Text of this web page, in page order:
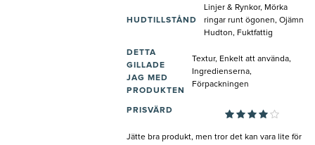
HUDTILLSTÅND
Linjer & Rynkor, Mörka
ringar runt ögonen, Ojämn
Hudton, Fuktfattig
DETTA
GILLADE
JAG MED
PRODUKTEN
Textur, Enkelt att använda,
Ingredienserna,
Förpackningen
PRISVÄRD
Jätte bra produkt, men tror det kan vara lite för